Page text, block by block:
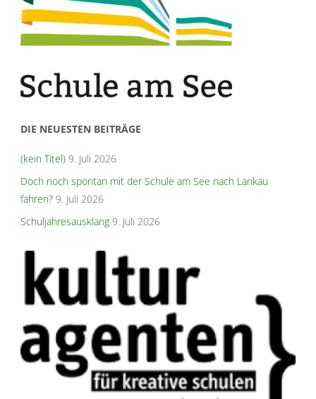
DIE NEUESTEN BEITRÄGE
(kein Titel) 9. Juli 2026
Doch noch spontan mit der Schule am See nach Lankau
fahren? 9. Juli 2026
Schuljahresausklang 9. Juli 2026